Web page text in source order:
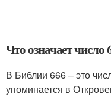
Что означает число
В Библии 666 – это
упоминается в